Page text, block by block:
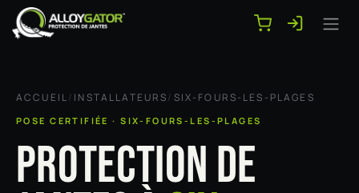
Se rendre au contenu
ACCUEIL/ INSTALLATEURS/ SIX-FOURS-LES-PLAGES
POSE CERTIFIÉE · SIX-FOURS-LES-PLAGES
PROTECTION DE